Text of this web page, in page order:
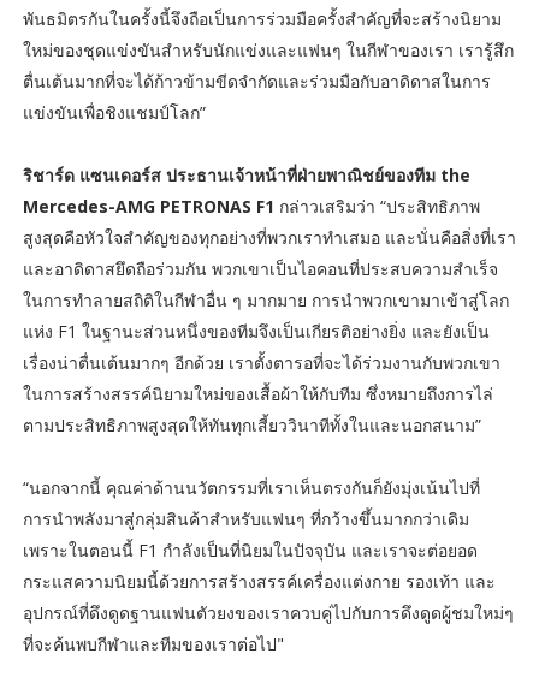
พันธมิตรกันในครั้งนี้จึงถือเป็นการร่วมมือครั้งสำคัญที่จะสร้างนิยาม
ใหม่ของชุดแข่งขันสำหรับนักแข่งและแฟนๆ ในกีฬาของเรา เรารู้สึก
ตื่นเต้นมากที่จะได้ก้าวข้ามขีดจำกัดและร่วมมือกับอาดิดาสในการ
แข่งขันเพื่อชิงแชมป์โลก”
ริชาร์ด แซนเดอร์ส ประธานเจ้าหน้าที่ฝ่ายพาณิชย์ของทีม the
Mercedes-AMG PETRONAS F1 กล่าวเสริมว่า “ประสิทธิภาพ
สูงสุดคือหัวใจสำคัญของทุกอย่างที่พวกเราทำเสมอ และนั่นคือสิ่งที่เรา
และอาดิดาสยึดถือร่วมกัน พวกเขาเป็นไอคอนที่ประสบความสำเร็จ
ในการทำลายสถิติในกีฬาอื่น ๆ มากมาย การนำพวกเขามาเข้าสู่โลก
แห่ง F1 ในฐานะส่วนหนึ่งของทีมจึงเป็นเกียรติอย่างยิ่ง และยังเป็น
เรื่องน่าตื่นเต้นมากๆ อีกด้วย เราตั้งตารอที่จะได้ร่วมงานกับพวกเขา
ในการสร้างสรรค์นิยามใหม่ของเสื้อผ้าให้กับทีม ซึ่งหมายถึงการไล่
ตามประสิทธิภาพสูงสุดให้ทันทุกเสี้ยววินาทีทั้งในและนอกสนาม”
“นอกจากนี้ คุณค่าด้านนวัตกรรมที่เราเห็นตรงกันก็ยังมุ่งเน้นไปที่
การนำพลังมาสู่กลุ่มสินค้าสำหรับแฟนๆ ที่กว้างขึ้นมากกว่าเดิม
เพราะในตอนนี้ F1 กำลังเป็นที่นิยมในปัจจุบัน และเราจะต่อยอด
กระแสความนิยมนี้ด้วยการสร้างสรรค์เครื่องแต่งกาย รองเท้า และ
อุปกรณ์ที่ดึงดูดฐานแฟนตัวยงของเราควบคู่ไปกับการดึงดูดผู้ชมใหม่ๆ
ที่จะค้นพบกีฬาและทีมของเราต่อไป"